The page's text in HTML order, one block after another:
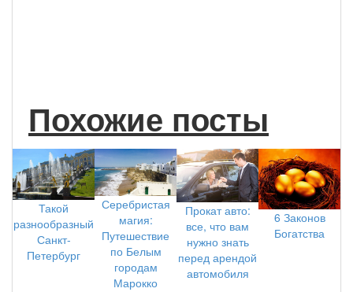
Похожие посты
Такой
разнообразный
Санкт-
Петербург
Серебристая
магия:
Путешествие
по Белым
городам
Марокко
Прокат авто:
все, что вам
нужно знать
перед арендой
автомобиля
6 Законов
Богатства